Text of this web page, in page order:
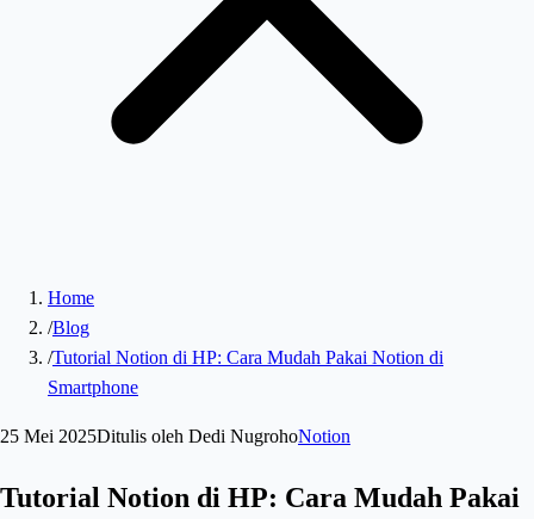
Home
/Blog
/Tutorial Notion di HP: Cara Mudah Pakai Notion di
Smartphone
25 Mei 2025Ditulis oleh Dedi NugrohoNotion
Tutorial Notion di HP: Cara Mudah Pakai